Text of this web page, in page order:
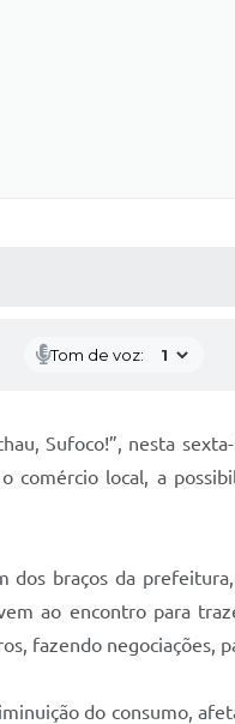
Tom de voz:
Sufoco!”, nesta
local, a
braços da
ao encontro para
fazendo negociações,
do consumo,